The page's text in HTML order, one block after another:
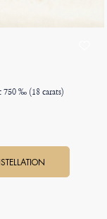
750 ‰ (18 carats)